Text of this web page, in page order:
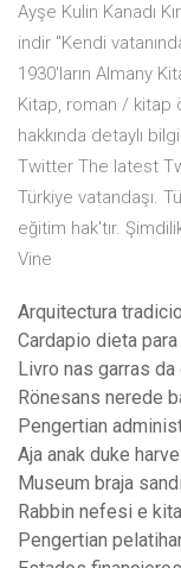
Ayşe Kulin Kanadı
indir "Kendi
1930'ların Almany
Kitap, roman / kitap
hakkında detaylı
Twitter The latest
Türkiye vatandaşı.
eğitim hak'tır.
Vine
Arquitectura
Cardapio dieta
Livro nas garras
Rönesans nerede
Pengertian
Aja anak duke
Museum braja
Rabbin nefesi e
Pengertian